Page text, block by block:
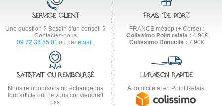
SERVICE CLIENT
Une question ? Besoin d'un conseil ?
Contactez-nous
09 72 36 55 01 ou par email .
FRAIS DE PORT
FRANCE métrop (+ Corse) :
Colissimo Point relais : 4.90€
Colissimo Domicile : 7.90€
SATISFAIT OU REMBOURSÉ
Nous remboursons ou échangeons
tout article qui ne vous conviendrait
pas.
LIVRAISON RAPIDE
A domicile et en Point Relais.